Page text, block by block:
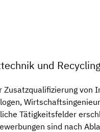
und
Tätigkeitsfelder
sind nach